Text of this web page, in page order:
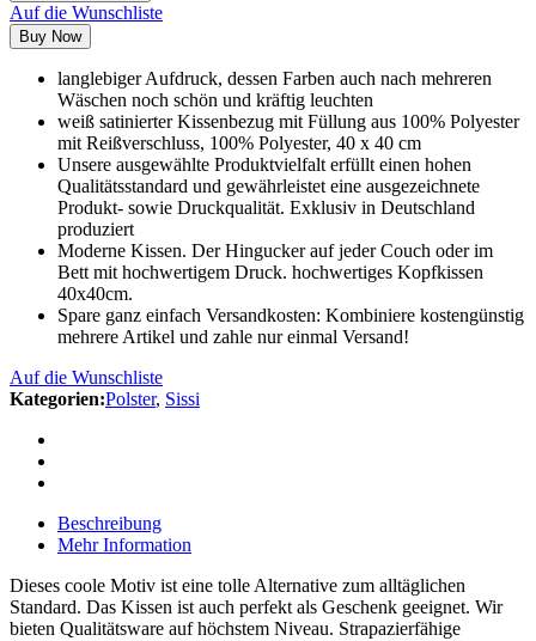
Auf die Wunschliste
Buy Now
langlebiger Aufdruck, dessen Farben auch nach mehreren
Wäschen noch schön und kräftig leuchten
weiß satinierter Kissenbezug mit Füllung aus 100% Polyester
mit Reißverschluss, 100% Polyester, 40 x 40 cm
Unsere ausgewählte Produktvielfalt erfüllt einen hohen
Qualitätsstandard und gewährleistet eine ausgezeichnete
Produkt- sowie Druckqualität. Exklusiv in Deutschland
produziert
Moderne Kissen. Der Hingucker auf jeder Couch oder im
Bett mit hochwertigem Druck. hochwertiges Kopfkissen
40x40cm.
Spare ganz einfach Versandkosten: Kombiniere kostengünstig
mehrere Artikel und zahle nur einmal Versand!
Auf die Wunschliste
Kategorien:Polster, Sissi
Beschreibung
Mehr Information
Dieses coole Motiv ist eine tolle Alternative zum alltäglichen
Standard. Das Kissen ist auch perfekt als Geschenk geeignet. Wir
bieten Qualitätsware auf höchstem Niveau. Strapazierfähige